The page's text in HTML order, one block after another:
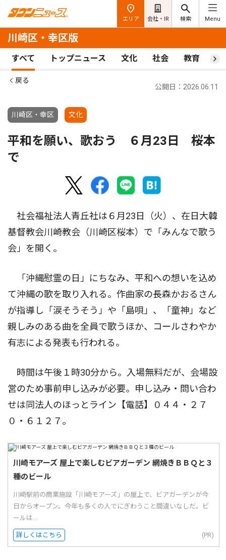
エリア 会社・IR 検索 Menu
川崎区・幸区版
すべて トップニュース 文化 社会 教育 ス
戻る
川崎区・幸区 文化
公開日：2026.06.11
平和を願い、歌おう ６月23日 桜本
で
社会福祉法人青丘社は６月23日（火）、在日大韓
基督教会川崎教会（川崎区桜本）で「みんなで歌う
会」を開く。
「沖縄慰霊の日」にちなみ、平和への想いを込め
て沖縄の歌を取り入れる。作曲家の長森かおるさん
が指導し「涙そうそう」や「島唄」、「童神」など
親しみのある曲を全員で歌うほか、コールさわやか
有志による発表も行われる。
時間は午後１時30分から。入場無料だが、会場設
営のため事前申し込みが必要。申し込み・問い合わ
せは同法人のほっとライン【電話】０４４・２７
０・６１２７。
川崎モアーズ 屋上で楽しむビアガーデン 網焼きＢＢＱと３
種のビール
川崎駅前の商業施設「川崎モアーズ」の屋上で、ビアガーデンが今
日からオープン。今年も多くの人でにぎわうこと間違いなしだ。ビ
ールは...
詳しくはこちら (PR)